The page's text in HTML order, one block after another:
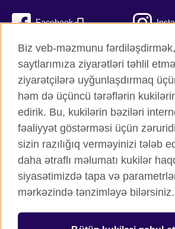
Facebook
Twitter
British Council qlobal
Məxfilik və şərtlər
Sitemap
© 2026 British Council
Biz veb-məzmunu
saytlarımıza ziyarətləri təhlil
ziyarətçilərə uyğunlaşdırmaq
həm də üçüncü tərəflərin
edirik. Bu, kukilərin bəziləri
fəaliyyət göstərməsi üçün
sizin razılığıq verməyinizi tələb
daha ətraflı məlumatı kukilər
siyasətimizdə tapa və
mərkəzində tənzimləyə bilərsiniz.